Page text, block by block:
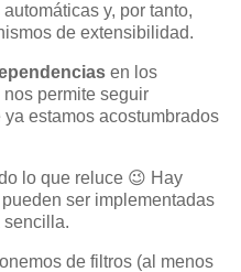
y, por tanto,
de extensibilidad.
en los
permite seguir
estamos acostumbrados
lo que reluce 😉 Hay
ser implementadas
sencilla.
de filtros (al menos